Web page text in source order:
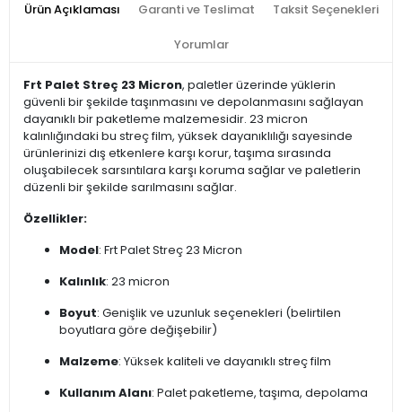
Ürün Açıklaması Garanti ve Teslimat Taksit Seçenekleri
Yorumlar
Frt Palet Streç 23 Micron, paletler üzerinde yüklerin
güvenli bir şekilde taşınmasını ve depolanmasını sağlayan
dayanıklı bir paketleme malzemesidir. 23 micron
kalınlığındaki bu streç film, yüksek dayanıklılığı sayesinde
ürünlerinizi dış etkenlere karşı korur, taşıma sırasında
oluşabilecek sarsıntılara karşı koruma sağlar ve paletlerin
düzenli bir şekilde sarılmasını sağlar.
Özellikler:
Model: Frt Palet Streç 23 Micron
Kalınlık: 23 micron
Boyut: Genişlik ve uzunluk seçenekleri (belirtilen
boyutlara göre değişebilir)
Malzeme: Yüksek kaliteli ve dayanıklı streç film
Kullanım Alanı: Palet paketleme, taşıma, depolama